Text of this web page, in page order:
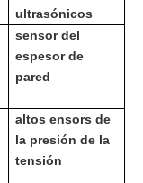
ultrasónicos
sensor del
espesor de
pared
altos ensors de
la presión de la
tensión